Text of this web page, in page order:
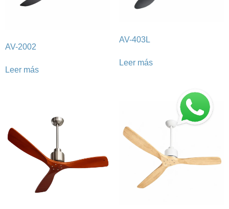
AV-2002
Leer más
AV-403L
Leer más